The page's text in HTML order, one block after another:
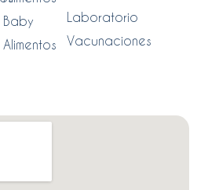
Baby
Alimentos
Laboratorio
Vacunaciones